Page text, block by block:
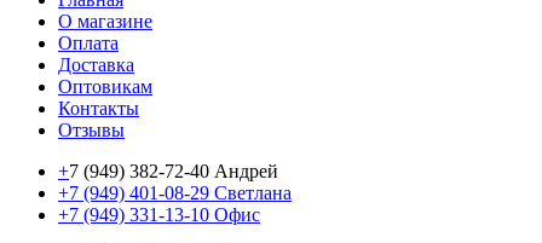
О магазине
Оплата
Доставка
Оптовикам
Контакты
Отзывы
+7 (949) 382-72-40 Андрей
+7 (949) 401-08-29 Светлана
+7 (949) 331-13-10 Офис